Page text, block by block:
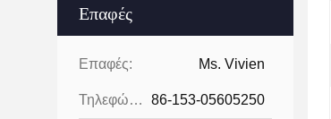
Επαφές
Επαφές: Ms. Vivien
Τηλεφώνημα: 86-153-05605250